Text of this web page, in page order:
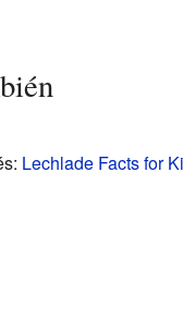
Lechlade Facts for